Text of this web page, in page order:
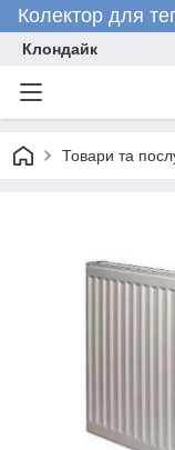
Колектор для
Клондайк
Товари та